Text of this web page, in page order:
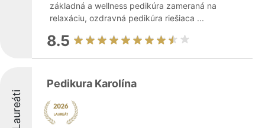
základná a wellness pedikúra zameraná na
relaxáciu, ozdravná pedikúra riešiaca ...
8.5
Laureáti
Pedikura Karolína